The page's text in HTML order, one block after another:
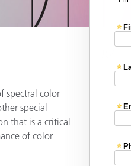
材
費財
spectral color
special
that is a critical
of color